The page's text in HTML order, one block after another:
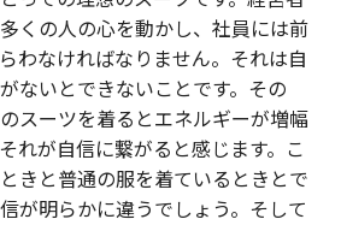
くの人の心を動かし、社員には前
わなければなりません。それは自
ないとできないことです。その
スーツを着るとエネルギーが増幅
れが自信に繋がると感じます。こ
きと普通の服を着ているときとで
が明らかに違うでしょう。そして